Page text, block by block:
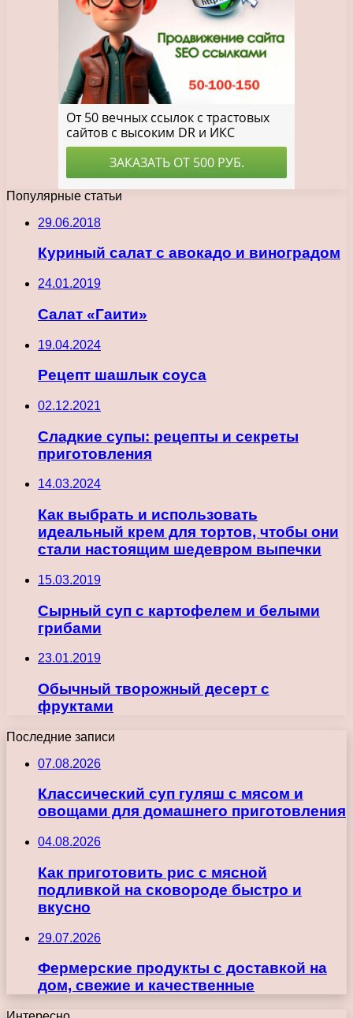
Популярные статьи
29.06.2018
Куриный салат с авокадо и виноградом
24.01.2019
Салат «Гаити»
19.04.2024
Рецепт шашлык соуса
02.12.2021
Сладкие супы: рецепты и секреты
приготовления
14.03.2024
Как выбрать и использовать
идеальный крем для тортов, чтобы они
стали настоящим шедевром выпечки
15.03.2019
Сырный суп с картофелем и белыми
грибами
23.01.2019
Обычный творожный десерт с
фруктами
Последние записи
07.08.2026
Классический суп гуляш с мясом и
овощами для домашнего приготовления
04.08.2026
Как приготовить рис с мясной
подливкой на сковороде быстро и
вкусно
29.07.2026
Фермерские продукты с доставкой на
дом, свежие и качественные